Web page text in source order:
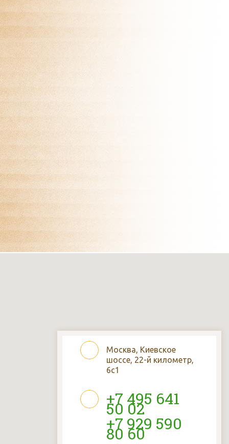
Москва, Киевское
шоссе, 22-й километр,
6с1
+7 495 641
50 02
+7 929 590
80 60